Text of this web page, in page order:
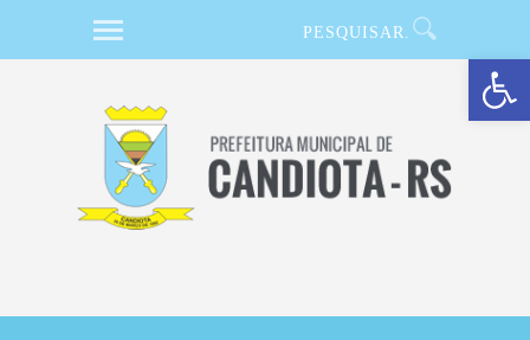
Barra de Ferramentas Aberta